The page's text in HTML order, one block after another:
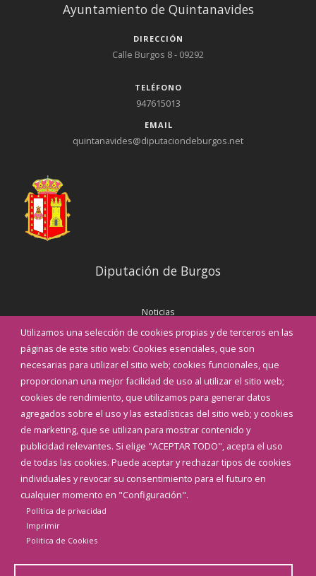
Utilizamos una selección de cookies propias y de terceros en las
páginas de este sitio web: Cookies esenciales, que son
necesarias para utilizar el sitio web; cookies funcionales, que
proporcionan una mejor facilidad de uso al utilizar el sitio web;
cookies de rendimiento, que utilizamos para generar datos
agregados sobre el uso y las estadísticas del sitio web; y cookies
de marketing, que se utilizan para mostrar contenido y
publicidad relevantes. Si elige "ACEPTAR TODO", acepta el uso
de todas las cookies. Puede aceptar y rechazar tipos de cookies
individuales y revocar su consentimiento para el futuro en
cualquier momento en "Configuración".
Política de privacidad
Imprimir
Politica de Cookies
Ayuntamiento de Quintanavides
DIRECCIÓN
Calle Burgos 8 - 09292
TELÉFONO
947615013
EMAIL
quintanavides@diputaciondeburgos.net
Diputación de Burgos
Noticias
Eventos
Corporación Municipal
Teléfonos de interés
INICIAR SESIÓN
MAPA WEB